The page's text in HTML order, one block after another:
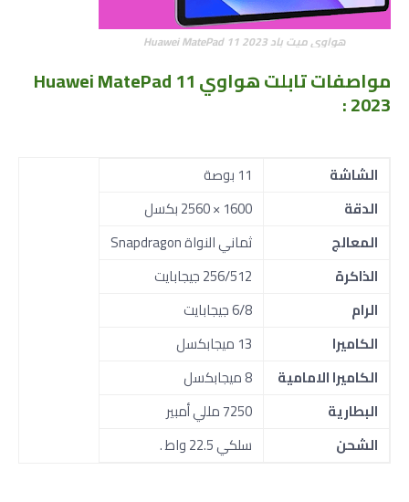
هواوي ميت باد Huawei MatePad 11 2023
مواصفات تابلت هواوي Huawei MatePad 11
2023 :
الشاشة
11 بوصة
الدقة
1600 × 2560 بكسل
المعالج
ثماني النواة Snapdragon
الذاكرة
256/512 جيجابايت
الرام
6/8 جيجابايت
الكاميرا
13 ميجابكسل
الكاميرا الامامية
8 ميجابكسل
البطارية
7250 مللي أمبير
الشحن
سلكي 22.5 واط .